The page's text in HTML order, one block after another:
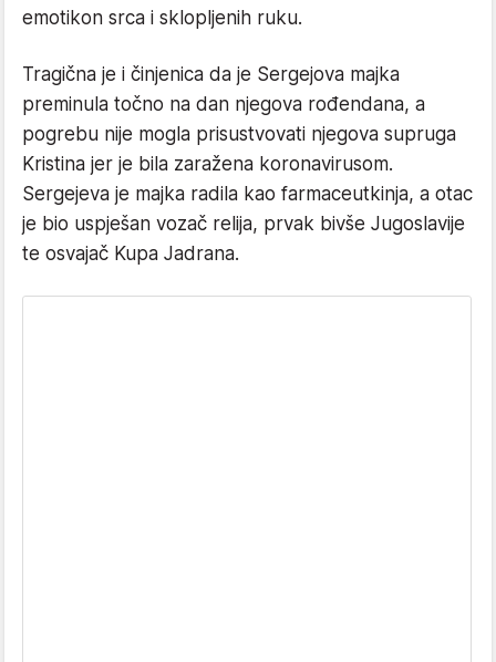
emotikon srca i sklopljenih ruku.
Tragična je i činjenica da je Sergejova majka
preminula točno na dan njegova rođendana, a
pogrebu nije mogla prisustvovati njegova supruga
Kristina jer je bila zaražena koronavirusom.
Sergejeva je majka radila kao farmaceutkinja, a otac
je bio uspješan vozač relija, prvak bivše Jugoslavije
te osvajač Kupa Jadrana.